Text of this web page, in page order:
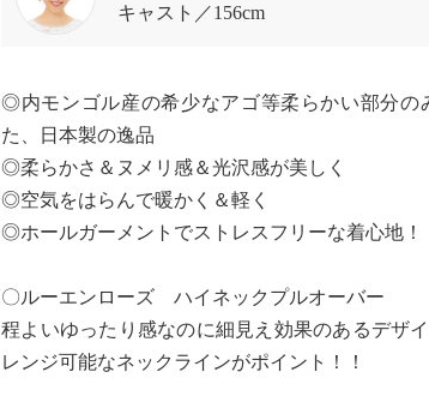
キャスト
156cm
◎内モンゴル産の希少なアゴ等柔らかい部分の
た、日本製の逸品
◎柔らかさ＆ヌメリ感＆光沢感が美しく
◎空気をはらんで暖かく＆軽く
◎ホールガーメントでストレスフリーな着心地！
〇ルーエンローズ ハイネックプルオーバー
程よいゆったり感なのに細見え効果のあるデザ
レンジ可能なネックラインがポイント！！